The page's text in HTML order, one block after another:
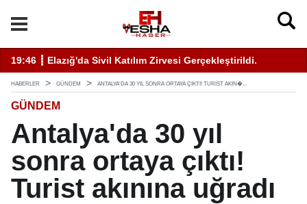
Uyarı Kulaktan Dolma Bilgiyle İlaçlama Ölüm Getirir
19:46 ┋ Elazığ'da Sivil Katılım Zirvesi Gerçekleştirildi.
HABERLER GÜNDEM ANTALYA'DA 30 YIL SONRA ORTAYA ÇIKTI! TURIST AKIN�...
GÜNDEM
Antalya'da 30 yıl
sonra ortaya çıktı!
Turist akınına uğradı